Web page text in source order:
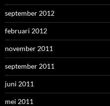
september 2012
februari 2012
november 2011
september 2011
juni 2011
mei 2011